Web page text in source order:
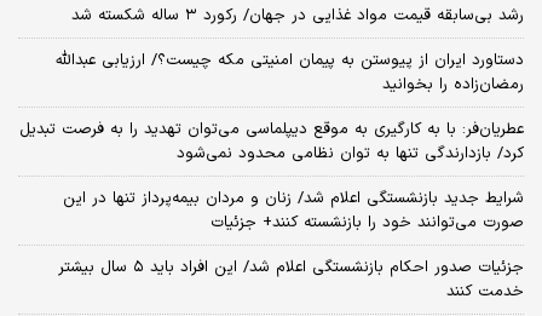
رشد بی‌سابقه قیمت مواد غذایی در جهان/ رکورد ۳ ساله شکسته شد
دستاورد ایران از پیوستن به پیمان امنیتی مکه چیست؟/ ارزیابی عبدالله
رمضان‌زاده را بخوانید
عطریان‌فر: با به کارگیری به موقع دیپلماسی می‌توان تهدید را به فرصت تبدیل
کرد/ بازدارندگی تنها به توان نظامی محدود نمی‌شود
شرایط جدید بازنشستگی اعلام شد/ زنان و مردان بیمه‌پرداز تنها در این
صورت می‌توانند خود را بازنشسته کنند+ جزئیات
جزئیات صدور احکام بازنشستگی اعلام شد/ این افراد باید ۵ سال بیشتر
خدمت کنند